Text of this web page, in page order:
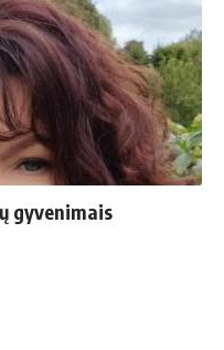
gyvenimais